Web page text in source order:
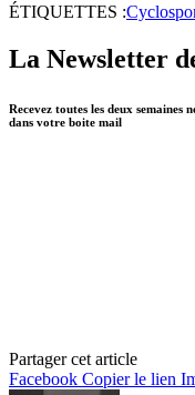
ÉTIQUETTES :
La Newsletter
Recevez toutes les deux
dans votre boite mail
Partager cet article
Facebook Copier le lien